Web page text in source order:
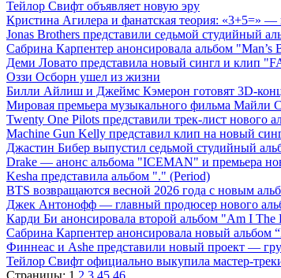
Тейлор Свифт объявляет новую эру
Кристина Агилера и фанатская теория: «3+5=» —
Jonas Brothers представили седьмой студийный
Сабрина Карпентер анонсировала альбом "Man’s
Деми Ловато представила новый сингл и клип
Оззи Осборн ушел из жизни
Билли Айлиш и Джеймс Кэмерон готовят 3D-
Мировая премьера музыкального фильма Майли
Twenty One Pilots представили трек-лист нового
Machine Gun Kelly представил клип на новый
Джастин Бибер выпустил седьмой студийный
Drake — анонс альбома "ICEMAN" и премьера
Kesha представила альбом "." (Period)
BTS возвращаются весной 2026 года с новым
Джек Антонофф — главный продюсер нового
Карди Би анонсировала второй альбом "Am I The
Сабрина Карпентер анонсировала новый альбом
Финнеас и Ashe представили новый проект —
Тейлор Свифт официально выкупила мастер-
Страницы: 1 2 3 45 46